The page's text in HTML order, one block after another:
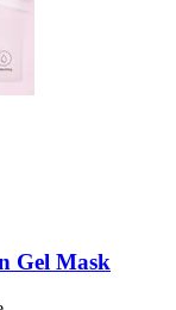
Gel Mask